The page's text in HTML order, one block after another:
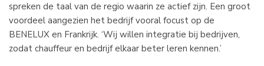
spreken de taal van de regio waarin ze actief zijn. Een groot
voordeel aangezien het bedrijf vooral focust op de
BENELUX en Frankrijk. ‘Wij willen integratie bij bedrijven,
zodat chauffeur en bedrijf elkaar beter leren kennen.’